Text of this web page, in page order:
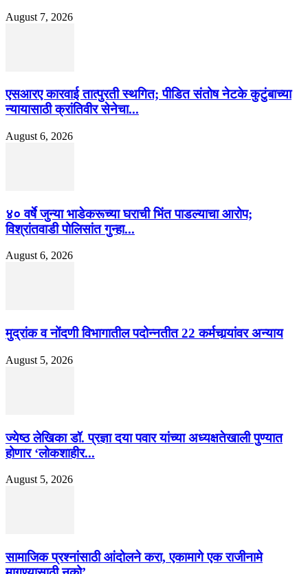
August 7, 2026
एसआरए कारवाई तात्पुरती स्थगित; पीडित संतोष नेटके कुटुंबाच्या
न्यायासाठी क्रांतिवीर सेनेचा...
August 6, 2026
४० वर्षे जुन्या भाडेकरूच्या घराची भिंत पाडल्याचा आरोप;
विश्रांतवाडी पोलिसांत गुन्हा...
August 6, 2026
मुद्रांक व नोंदणी विभागातील पदोन्नतीत 22 कर्मचार्‍यांवर अन्याय
August 5, 2026
ज्येष्ठ लेखिका डॉ. प्रज्ञा दया पवार यांच्या अध्यक्षतेखाली पुण्यात
होणार ‘लोकशाहीर...
August 5, 2026
सामाजिक प्रश्नांसाठी आंदोलने करा, एकामागे एक राजीनामे